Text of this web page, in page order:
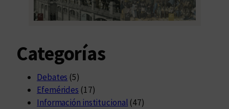
Categorías
Debates (5)
Efemérides (17)
Información institucional (47)